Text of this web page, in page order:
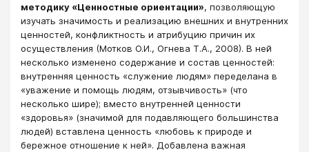
методику «Ценностные ориентации», позволяющую
изучать значимость и реализацию внешних и внутренних
ценностей, конфликтность и атрибуцию причин их
осуществления (Мотков О.И., Огнева Т.А., 2008). В ней
несколько изменено содержание и состав ценностей:
внутренняя ценность «служение людям» переделана в
«уважение и помощь людям, отзывчивость» (что
несколько шире); вместо внутренней ценности
«здоровья» (значимой для подавляющего большинства
людей) вставлена ценность «любовь к природе и
бережное отношение к ней». Добавлена важная